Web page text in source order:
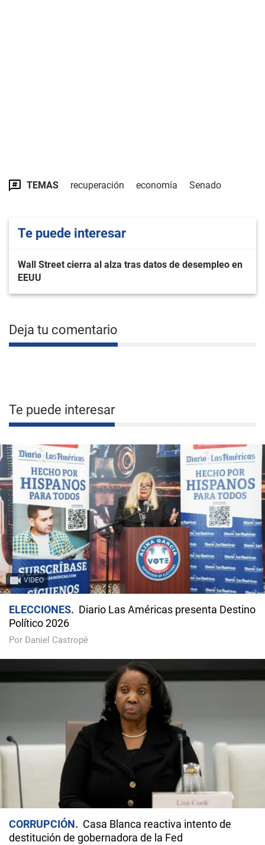
TEMAS recuperación economía Senado
Te puede interesar
Wall Street cierra al alza tras datos de desempleo en
EEUU
Deja tu comentario
Te puede interesar
VIDEO
ELECCIONES
Diario Las Américas presenta Destino
Político 2026
Por Daniel Castropé
CORRUPCIÓN
Casa Blanca reactiva intento de
destitución de gobernadora de la Fed